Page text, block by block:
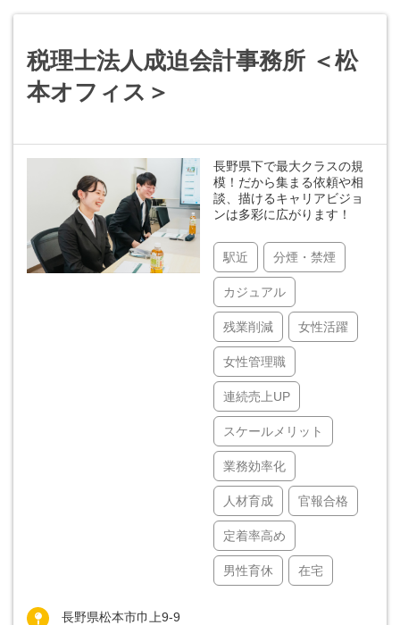
税理士法人成迫会計事務所 ＜松
本オフィス＞
長野県下で最大クラスの規
模！だから集まる依頼や相
談、描けるキャリアビジョ
ンは多彩に広がります！
駅近 分煙・禁煙
カジュアル
残業削減 女性活躍
女性管理職
連続売上UP
スケールメリット
業務効率化
人材育成 官報合格
定着率高め
男性育休 在宅
長野県松本市巾上9-9